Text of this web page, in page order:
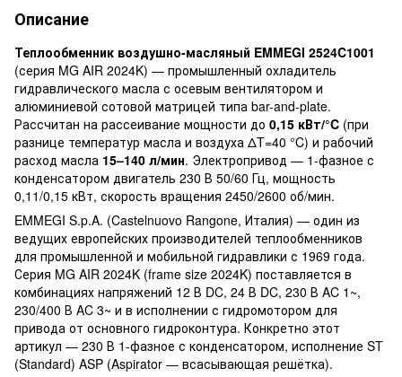
Описание
Теплообменник воздушно-масляный EMMEGI 2524C1001
(серия MG AIR 2024K) — промышленный охладитель
гидравлического масла с осевым вентилятором и
алюминиевой сотовой матрицей типа bar-and-plate.
Рассчитан на рассеивание мощности до 0,15 кВт/°C (при
разнице температур масла и воздуха ΔT=40 °C) и рабочий
расход масла 15–140 л/мин. Электропривод — 1-фазное с
конденсатором двигатель 230 В 50/60 Гц, мощность
0,11/0,15 кВт, скорость вращения 2450/2600 об/мин.
EMMEGI S.p.A. (Castelnuovo Rangone, Италия) — один из
ведущих европейских производителей теплообменников
для промышленной и мобильной гидравлики с 1969 года.
Серия MG AIR 2024K (frame size 2024K) поставляется в
комбинациях напряжений 12 В DC, 24 В DC, 230 В AC 1~,
230/400 В AC 3~ и в исполнении с гидромотором для
привода от основного гидроконтура. Конкретно этот
артикул — 230 В 1-фазное с конденсатором, исполнение ST
(Standard) ASP (Aspirator — всасывающая решётка).